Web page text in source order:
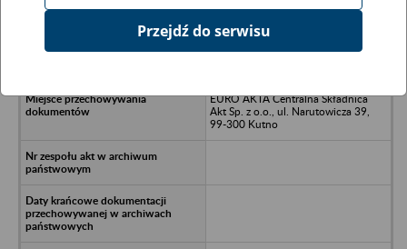
Fabryka Domów Drewnianych
EURO AKTA Centralna Składnica
Akt Sp. z o.o., ul. Narutowicza 39,
99-300 Kutno
Przejdź do serwisu